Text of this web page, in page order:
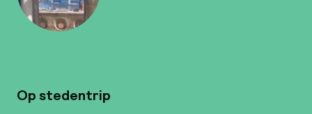
Op stedentrip